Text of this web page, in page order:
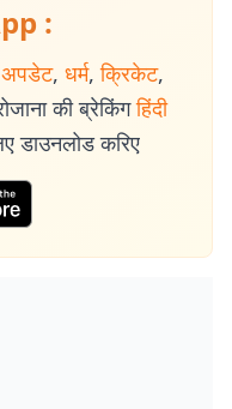
:
, धर्म, क्रिकेट,
की ब्रेकिंग हिंदी
डाउनलोड करिए